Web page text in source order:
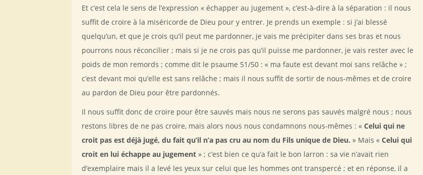
Et c’est cela le sens de l’expression « échapper au jugement », c’est-à-dire à la séparation : il nous
suffit de croire à la miséricorde de Dieu pour y entrer. Je prends un exemple : si j’ai blessé
quelqu’un, et que je crois qu’il peut me pardonner, je vais me précipiter dans ses bras et nous
pourrons nous réconcilier ; mais si je ne crois pas qu’il puisse me pardonner, je vais rester avec le
poids de mon remords ; comme dit le psaume 51/50 : « ma faute est devant moi sans relâche » ;
c’est devant moi qu’elle est sans relâche ; mais il nous suffit de sortir de nous-mêmes et de croire
au pardon de Dieu pour être pardonnés.
Il nous suffit donc de croire pour être sauvés mais nous ne serons pas sauvés malgré nous ; nous
restons libres de ne pas croire, mais alors nous nous condamnons nous-mêmes : « Celui qui ne
croit pas est déjà jugé, du fait qu’il n’a pas cru au nom du Fils unique de Dieu. » Mais « Celui qui
croit en lui échappe au jugement » ; c’est bien ce qu’a fait le bon larron : sa vie n’avait rien
d’exemplaire mais il a levé les yeux sur celui que les hommes ont transpercé ; et en réponse, il a